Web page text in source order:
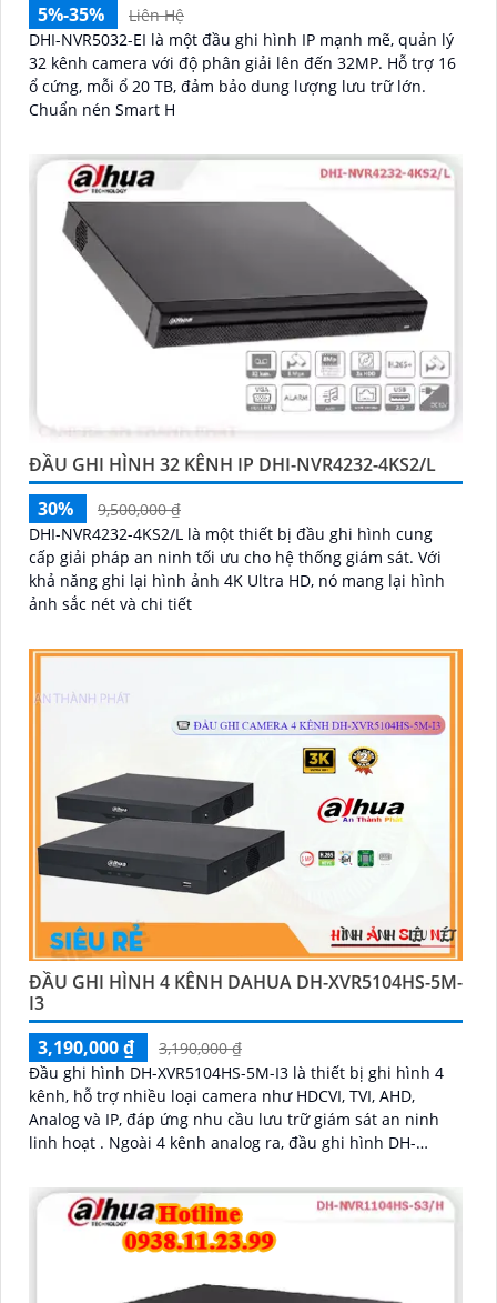
5%-35%
Liên Hệ
DHI-NVR5032-EI là một đầu ghi hình IP mạnh mẽ, quản lý
32 kênh camera với độ phân giải lên đến 32MP. Hỗ trợ 16
ổ cứng, mỗi ổ 20 TB, đảm bảo dung lượng lưu trữ lớn.
Chuẩn nén Smart H
ĐẦU GHI HÌNH 32 KÊNH IP DHI-NVR4232-4KS2/L
30%
9,500,000 ₫
DHI-NVR4232-4KS2/L là một thiết bị đầu ghi hình cung
cấp giải pháp an ninh tối ưu cho hệ thống giám sát. Với
khả năng ghi lại hình ảnh 4K Ultra HD, nó mang lại hình
ảnh sắc nét và chi tiết
ĐẦU GHI HÌNH 4 KÊNH DAHUA DH-XVR5104HS-5M-
I3
3,190,000 ₫
3,190,000 ₫
Đầu ghi hình DH-XVR5104HS-5M-I3 là thiết bị ghi hình 4
kênh, hỗ trợ nhiều loại camera như HDCVI, TVI, AHD,
Analog và IP, đáp ứng nhu cầu lưu trữ giám sát an ninh
linh hoạt . Ngoài 4 kênh analog ra, đầu ghi hình DH-
IP hỗ trợ độ phân giải tối đa 6MP